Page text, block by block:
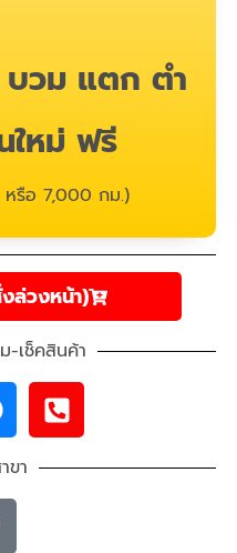
บวม แตก ตำ
ใหม่ ฟรี
หรือ 7,000 กม.)
ล่วงหน้า)
เช็คสินค้า
ขา